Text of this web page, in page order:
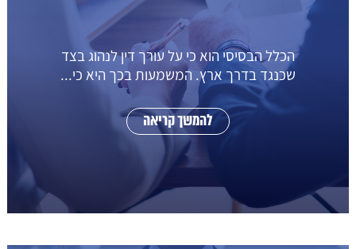
הכלל הבסיסי הוא כי על עורך דין לנהוג בצד
שכנגד בדרך ארץ. המשמעות בכך היא כי...
להמשך קריאה